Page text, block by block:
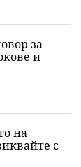
за
и
на
с